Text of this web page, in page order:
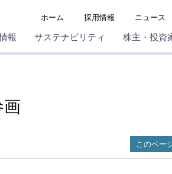
ホーム 採用情報 ニュース
報 サステナビリティ 株主・投資
このペー